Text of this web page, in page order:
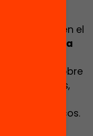
escuela
, en el
una jornada
sobre
con expertos,
de
políticos.